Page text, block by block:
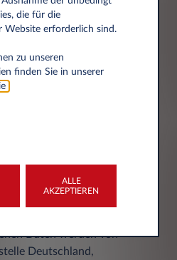
Daten werden von
Deutschland,
die für die
Website erforderlich sind.
zu unseren
finden Sie in unserer
ALLE
AKZEPTIEREN